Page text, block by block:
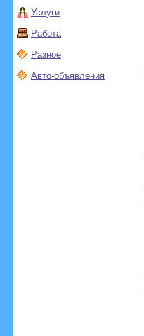
Услуги
Работа
Разное
Авто-объявления